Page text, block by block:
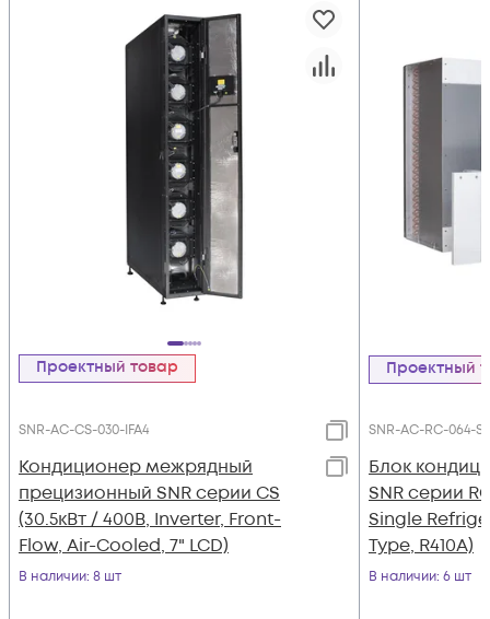
Проектный товар
SNR-AC-CS-030-IFA4
Кондиционер межрядный
прецизионный SNR серии CS
(30.5кВт / 400В, Inverter, Front-
Flow, Air-Cooled, 7" LCD)
В наличии: 8 шт
Проектный
SNR-AC-RC-064-SP
Блок
SNR серии
Single
Type, R410A)
В наличии: 6 шт